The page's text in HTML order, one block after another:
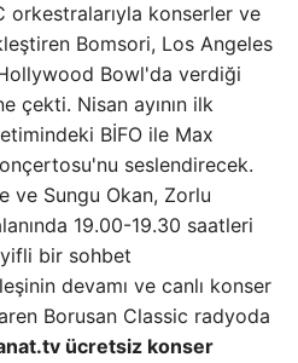
orkestralarıyla konserler ve
Bomsori, Los Angeles
Bowl'da verdiği
çekti. Nisan ayının ilk
BİFO ile Max
seslendirecek.
ve Sungu Okan, Zorlu
19.00-19.30 saatleri
bir sohbet
devamı ve canlı konser
Borusan Classic radyoda
ücretsiz konser